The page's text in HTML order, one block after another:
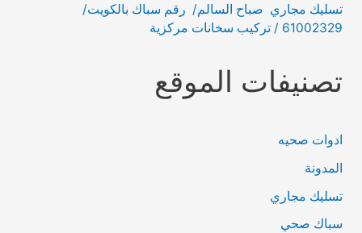
تسليك مجاري صباح السالم/ رقم سباك بالكويت/
61002329 / تركيب سخانات مركزية
تصنيفات الموقع
ادوات صحيه
المدونة
تسليك مجاري
سباك صحي